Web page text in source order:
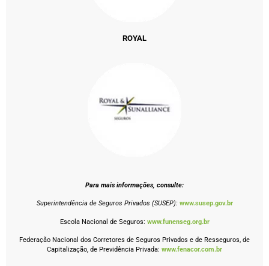
ROYAL
Para mais informações, consulte:
Superintendência de Seguros Privados (SUSEP): www.susep.gov.br
Escola Nacional de Seguros: www.funenseg.org.br
Federação Nacional dos Corretores de Seguros Privados e de Resseguros, de
Capitalização, de Previdência Privada: www.fenacor.com.br